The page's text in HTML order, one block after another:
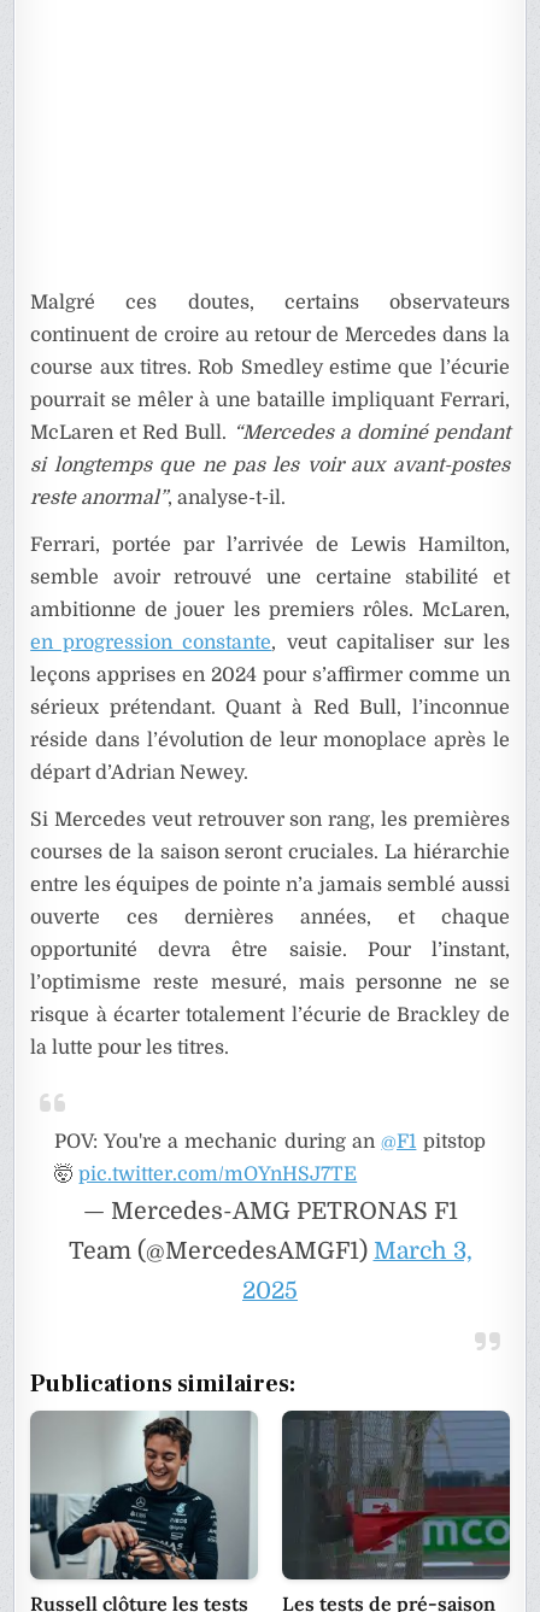
Malgré ces doutes, certains observateurs
continuent de croire au retour de Mercedes dans la
course aux titres. Rob Smedley estime que l’écurie
pourrait se mêler à une bataille impliquant Ferrari,
McLaren et Red Bull. “Mercedes a dominé pendant
si longtemps que ne pas les voir aux avant-postes
reste anormal”, analyse-t-il.
Ferrari, portée par l’arrivée de Lewis Hamilton,
semble avoir retrouvé une certaine stabilité et
ambitionne de jouer les premiers rôles. McLaren,
en progression constante, veut capitaliser sur les
leçons apprises en 2024 pour s’affirmer comme un
sérieux prétendant. Quant à Red Bull, l’inconnue
réside dans l’évolution de leur monoplace après le
départ d’Adrian Newey.
Si Mercedes veut retrouver son rang, les premières
courses de la saison seront cruciales. La hiérarchie
entre les équipes de pointe n’a jamais semblé aussi
ouverte ces dernières années, et chaque
opportunité devra être saisie. Pour l’instant,
l’optimisme reste mesuré, mais personne ne se
risque à écarter totalement l’écurie de Brackley de
la lutte pour les titres.
POV: You're a mechanic during an@F1 pitstop
🤯pic.twitter.com/mOYnHSJ7TE
— Mercedes-AMG PETRONAS F1
Team (@MercedesAMGF1) March 3,
2025
Publications similaires:
Russell clôture les tests Les tests de pré-saison